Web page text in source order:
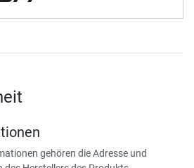
gehören die Adresse und